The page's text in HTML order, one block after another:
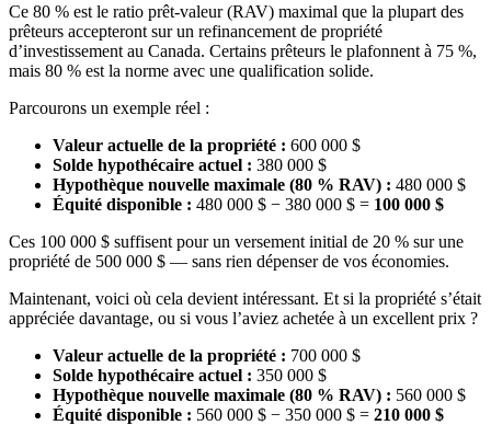
Ce 80 % est le ratio prêt-valeur (RAV) maximal que la plupart des
prêteurs accepteront sur un refinancement de propriété
d’investissement au Canada. Certains prêteurs le plafonnent à 75 %,
mais 80 % est la norme avec une qualification solide.
Parcourons un exemple réel :
Valeur actuelle de la propriété : 600 000 $
Solde hypothécaire actuel : 380 000 $
Hypothèque nouvelle maximale (80 % RAV) : 480 000 $
Équité disponible : 480 000 $ − 380 000 $ = 100 000 $
Ces 100 000 $ suffisent pour un versement initial de 20 % sur une
propriété de 500 000 $ — sans rien dépenser de vos économies.
Maintenant, voici où cela devient intéressant. Et si la propriété s’était
appréciée davantage, ou si vous l’aviez achetée à un excellent prix ?
Valeur actuelle de la propriété : 700 000 $
Solde hypothécaire actuel : 350 000 $
Hypothèque nouvelle maximale (80 % RAV) : 560 000 $
Équité disponible : 560 000 $ − 350 000 $ = 210 000 $